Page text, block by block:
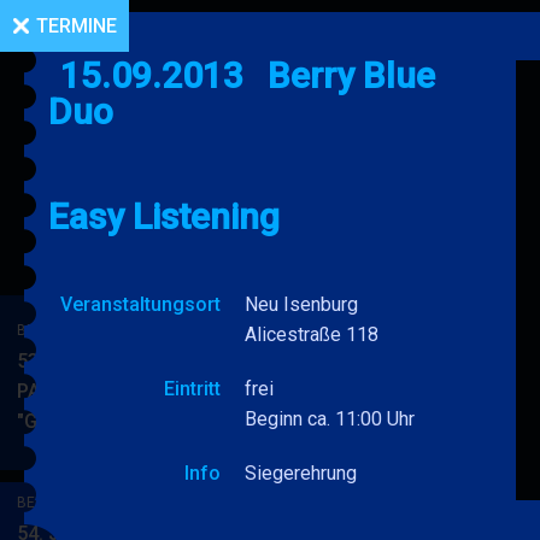
BERRY BLUE & BAND
53. JAZZ Matinee in den
PARKSIDE STUDIOS
"Gypsy Jazz"
&
BERRY BLUE & BAND
54. JAZZ Matinee in den
TERMINE
15.09.2013
Berry Blue
Duo
Easy Listening
Veranstaltungsort
Neu Isenburg
Alicestraße 118
Eintritt
frei
Beginn ca. 11:00 Uhr
Info Siegerehrung